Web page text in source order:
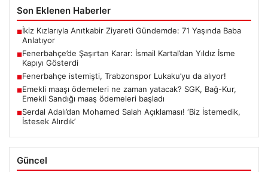
Son Eklenen Haberler
■İkiz Kızlarıyla Anıtkabir Ziyareti Gündemde: 71 Yaşında Baba
Anlatıyor
■Fenerbahçe’de Şaşırtan Karar: İsmail Kartal’dan Yıldız İsme
Kapıyı Gösterdi
■Fenerbahçe istemişti, Trabzonspor Lukaku’yu da alıyor!
■Emekli maaşı ödemeleri ne zaman yatacak? SGK, Bağ-Kur,
Emekli Sandığı maaş ödemeleri başladı
■Serdal Adalı’dan Mohamed Salah Açıklaması! ‘Biz İstemedik,
İstesek Alırdık’
Güncel